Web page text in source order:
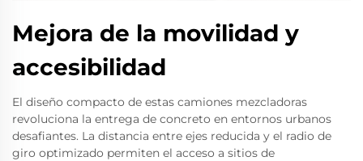
Mejora de la movilidad y
accesibilidad
El diseño compacto de estas camiones mezcladoras
revoluciona la entrega de concreto en entornos urbanos
desafiantes. La distancia entre ejes reducida y el radio de
giro optimizado permiten el acceso a sitios de